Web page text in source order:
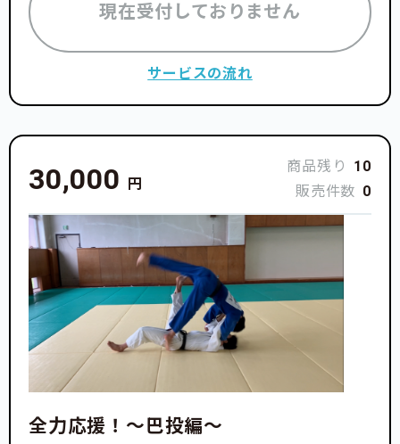
現在受付しておりません
サービスの流れ
30,000 円
商品残り
10
販売件数 0
全力応援！〜巴投編〜